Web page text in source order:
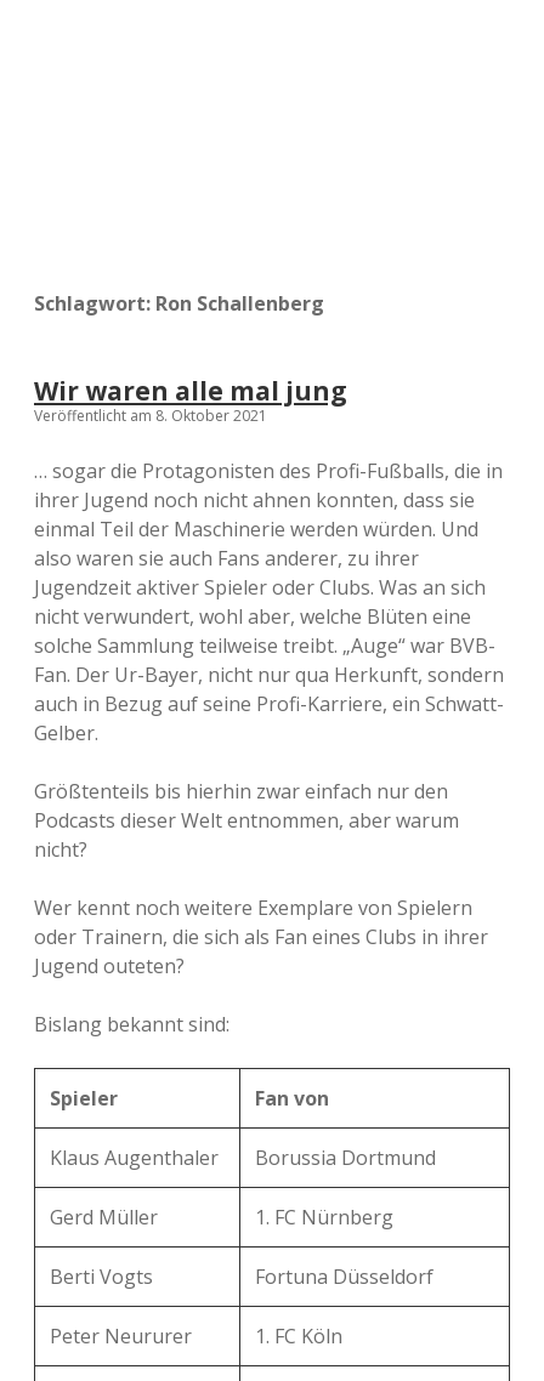
Schlagwort: Ron Schallenberg
Wir waren alle mal jung
Veröffentlicht am 8. Oktober 2021
… sogar die Protagonisten des Profi-Fußballs, die in
ihrer Jugend noch nicht ahnen konnten, dass sie
einmal Teil der Maschinerie werden würden. Und
also waren sie auch Fans anderer, zu ihrer
Jugendzeit aktiver Spieler oder Clubs. Was an sich
nicht verwundert, wohl aber, welche Blüten eine
solche Sammlung teilweise treibt. „Auge“ war BVB-
Fan. Der Ur-Bayer, nicht nur qua Herkunft, sondern
auch in Bezug auf seine Profi-Karriere, ein Schwatt-
Gelber.
Größtenteils bis hierhin zwar einfach nur den
Podcasts dieser Welt entnommen, aber warum
nicht?
Wer kennt noch weitere Exemplare von Spielern
oder Trainern, die sich als Fan eines Clubs in ihrer
Jugend outeten?
Bislang bekannt sind:
Spieler Fan von
Klaus Augenthaler Borussia Dortmund
Gerd Müller 1. FC Nürnberg
Berti Vogts Fortuna Düsseldorf
Peter Neururer 1. FC Köln